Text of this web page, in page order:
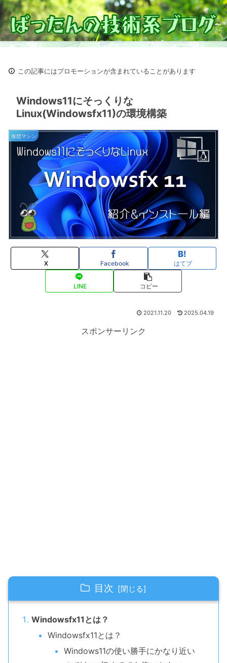
この記事にはプロモーションが含まれていることがあります
Windows11にそっくりな
Linux(Windowsfx11)の環境構築
仮想マシン
X Facebook はてブ
LINE コピー
2021.11.20 2025.04.19
スポンサーリンク
目次
Windowsfx11とは？
Windowsfx11とは？
Windows11の使い勝手にかなり近い